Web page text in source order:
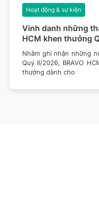
Vinh danh những
HCM khen thưởng
Hoạt động & sự kiện
Nhằm ghi nhận những
Quý II/2026, BRAVO
thưởng dành cho